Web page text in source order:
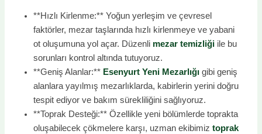
**Hızlı Kirlenme:** Yoğun yerleşim ve çevresel
faktörler, mezar taşlarında hızlı kirlenmeye ve yabani
ot oluşumuna yol açar. Düzenli mezar temizliği ile bu
sorunları kontrol altında tutuyoruz.
**Geniş Alanlar:** Esenyurt Yeni Mezarlığı gibi geniş
alanlara yayılmış mezarlıklarda, kabirlerin yerini doğru
tespit ediyor ve bakım sürekliliğini sağlıyoruz.
**Toprak Desteği:** Özellikle yeni bölümlerde toprakta
oluşabilecek çökmelere karşı, uzman ekibimiztoprak